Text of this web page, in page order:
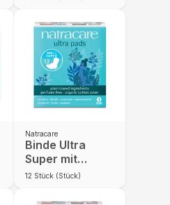
Natracare
Binde Ultra
Super mit
Flügeln 12 St
12 Stück (Stück)